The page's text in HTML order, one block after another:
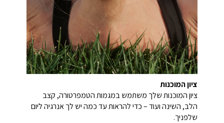
ציון המוכנות
ציון המוכנות שלך משתמש במגמות הטמפרטורה, קצב
הלב, השינה ועוד – כדי להראות עד כמה יש לך אנרגיה ליום
שלפניך.